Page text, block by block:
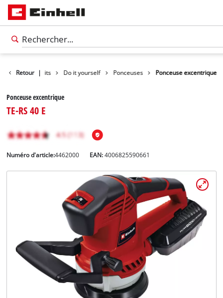
Deutsch
Italiano
Retour |
Produits Do it yourself Ponceuses Ponceuse excentrique
Ponceuse excentrique
TE-RS 40 E
Numéro d'article:4462000 EAN:4006825590661